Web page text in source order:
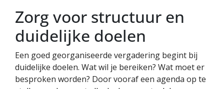
Zorg voor structuur en
duidelijke doelen
Een goed georganiseerde vergadering begint bij
duidelijke doelen. Wat wil je bereiken? Wat moet er
besproken worden? Door vooraf een agenda op te